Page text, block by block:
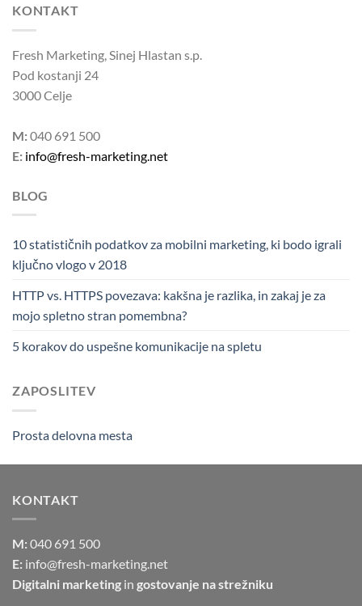
KONTAKT
Fresh Marketing, Sinej Hlastan s.p.
Pod kostanji 24
3000 Celje
M:040 691 500
E: info@fresh-marketing.net
BLOG
10 statističnih podatkov za mobilni marketing, ki bodo igrali
ključno vlogo v 2018
HTTP vs. HTTPS povezava: kakšna je razlika, in zakaj je za
mojo spletno stran pomembna?
5 korakov do uspešne komunikacije na spletu
ZAPOSLITEV
Prosta delovna mesta
KONTAKT
M: 040 691 500
E: info@fresh-marketing.net
Digitalni marketing in gostovanje na strežniku